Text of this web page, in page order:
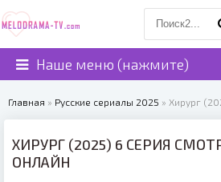
Наше меню (нажмите)
Главная » Русские сериалы 2025 » Хирург
ХИРУРГ (2025) 6 СЕРИЯ
ОНЛАЙН